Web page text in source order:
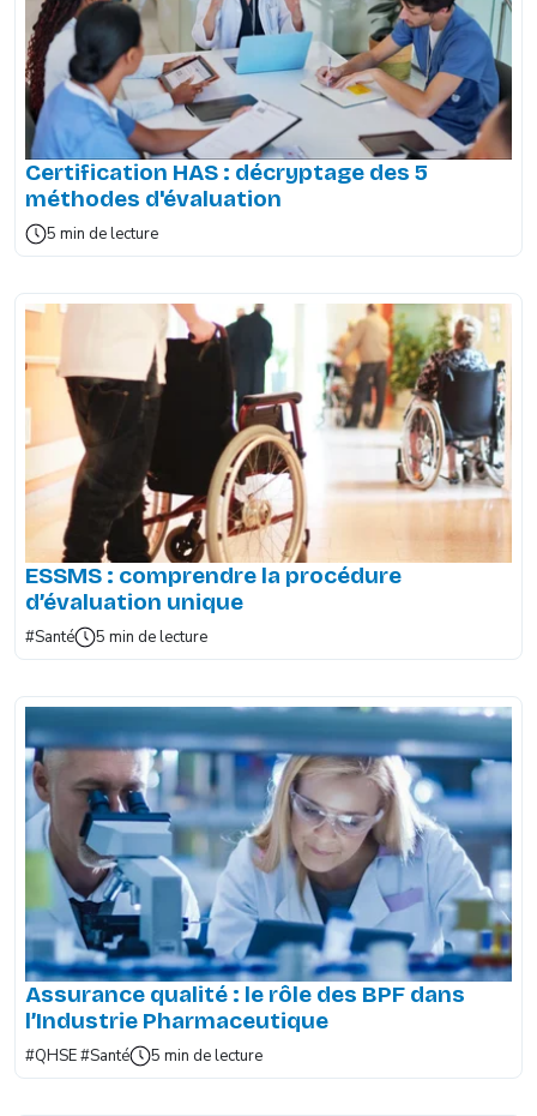
Certification HAS : décryptage des 5
méthodes d'évaluation
5 min de lecture
ESSMS : comprendre la procédure
d’évaluation unique
#Santé 5 min de lecture
Assurance qualité : le rôle des BPF dans
l’Industrie Pharmaceutique
#QHSE#Santé 5 min de lecture